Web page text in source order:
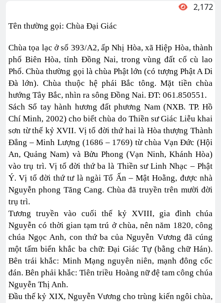
2,172
Tên thường gọi: Chùa Đại Giác
Chùa tọa lạc ở số 393/A2, ấp Nhị Hòa, xã Hiệp Hòa, thành
phố Biên Hòa, tỉnh Đồng Nai, trong vùng đất cổ cù lao
Phố. Chùa thường gọi là chùa Phật lớn (có tượng Phật A Di
Đà lớn). Chùa thuộc hệ phái Bắc tông. Mặt tiền chùa
hướng Tây Bắc, nhìn ra sông Đồng Nai. ĐT: 061.850551.
Sách Sổ tay hành hương đất phương Nam (NXB. TP. Hồ
Chí Minh, 2002) cho biết chùa do Thiền sư Giác Liễu khai
sơn từ thế kỷ XVII. Vị tổ đời thứ hai là Hòa thượng Thành
Đẳng – Minh Lượng (1686 – 1769) từ chùa Vạn Đức (Hội
An, Quảng Nam) và Bửu Phong (Vạn Ninh, Khánh Hòa)
vào trụ trì. Vị tổ đời thứ ba là Thiền sư Linh Nhạc – Phật
Ý. Vị tổ đời thứ tư là ngài Tổ Ấn – Mật Hoằng, được nhà
Nguyễn phong Tăng Cang. Chùa đã truyền trên mười đời
trụ trì.
Tương truyền vào cuối thế kỷ XVIII, gia đình chúa
Nguyễn có thời gian tạm trú ở chùa, nên năm 1820, công
chúa Ngọc Anh, con thứ ba của Nguyễn Vương đã cúng
một tấm biển khắc ba chữ: Đại Giác Tự (bằng chữ Hán).
Bên trái khắc: Minh Mạng nguyên niên, mạnh đông cốc
đán. Bên phải khắc: Tiên triều Hoàng nữ đệ tam công chúa
Nguyễn Thị Anh.
Đầu thế kỷ XIX, Nguyễn Vương cho trùng kiến ngôi chùa,